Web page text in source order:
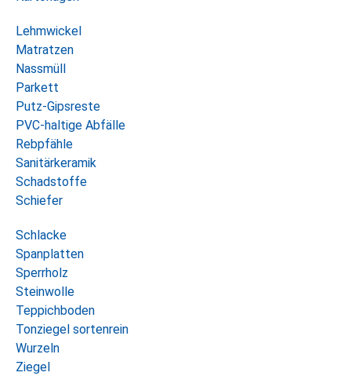
Lehmwickel
Matratzen
Nassmüll
Parkett
Putz-Gipsreste
PVC-haltige Abfälle
Rebpfähle
Sanitärkeramik
Schadstoffe
Schiefer
Schlacke
Spanplatten
Sperrholz
Steinwolle
Teppichboden
Tonziegel sortenrein
Wurzeln
Ziegel